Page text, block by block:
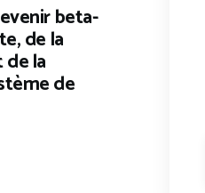
beta-
de la
la
de